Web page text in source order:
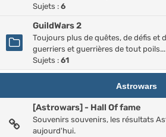
Sujets : 6
GuildWars 2
Toujours plus de quêtes, de défis et
guerriers et guerrières de tout poils...
Sujets : 61
Astrowars
[Astrowars] - Hall Of fame
Souvenirs souvenirs, les résultats
aujourd'hui.